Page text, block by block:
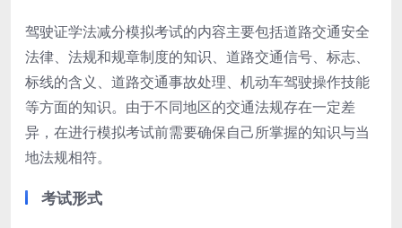
驾驶证学法减分模拟考试的内容主要包括道路交通安全
法律、法规和规章制度的知识、道路交通信号、标志、
标线的含义、道路交通事故处理、机动车驾驶操作技能
等方面的知识。由于不同地区的交通法规存在一定差
异，在进行模拟考试前需要确保自己所掌握的知识与当
地法规相符。
考试形式